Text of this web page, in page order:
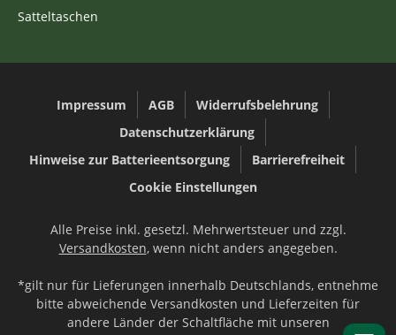
Satteltaschen
Impressum AGB
Widerrufsbelehrung
Datenschutzerklärung
Hinweise zur Batterieentsorgung
Barrierefreiheit
Cookie Einstellungen
Alle Preise inkl. gesetzl. Mehrwertsteuer und zzgl.
Versandkosten, wenn nicht anders angegeben.
*gilt nur für Lieferungen innerhalb Deutschlands, entnehme
bitte abweichende Versandkosten und Lieferzeiten für
andere Länder der Schaltfläche mit unseren